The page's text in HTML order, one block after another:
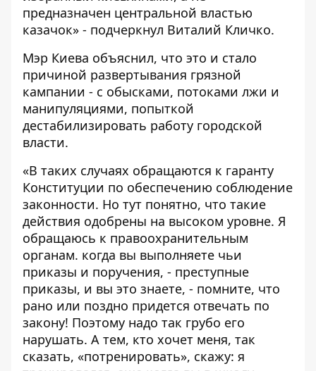
предназначен центральной властью
казачок» - подчеркнул Виталий Кличко.
Мэр Киева объяснил, что это и стало
причиной развертывания грязной
кампании - с обысками, потоками лжи и
манипуляциями, попыткой
дестабилизировать работу городской
власти.
«В таких случаях обращаются к гаранту
Конституции по обеспечению соблюдение
законности. Но тут понятно, что такие
действия одобрены на высоком уровне. Я
обращаюсь к правоохранительным
органам. когда вы выполняете чьи
приказы и поручения, - преступные
приказы, и вы это знаете, - помните, что
рано или поздно придется отвечать по
закону! Поэтому надо так грубо его
нарушать. А тем, кто хочет меня, так
сказать, «потренировать», скажу: я